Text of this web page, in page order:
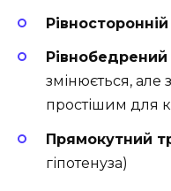
змінюється, але
простішим для
Прямокутний
гіпотенуза)